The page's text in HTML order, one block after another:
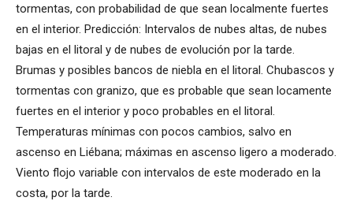
tormentas, con probabilidad de que sean localmente fuertes
en el interior. Predicción: Intervalos de nubes altas, de nubes
bajas en el litoral y de nubes de evolución por la tarde.
Brumas y posibles bancos de niebla en el litoral. Chubascos y
tormentas con granizo, que es probable que sean locamente
fuertes en el interior y poco probables en el litoral.
Temperaturas mínimas con pocos cambios, salvo en
ascenso en Liébana; máximas en ascenso ligero a moderado.
Viento flojo variable con intervalos de este moderado en la
costa, por la tarde.